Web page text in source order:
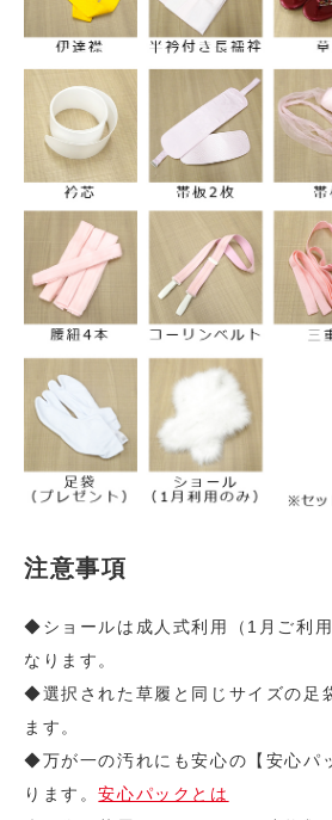
注意事項
◆ショールは成人式利用（1月ご利
なります。
◆選択された草履と同じサイズの足
ます。
◆万が一の汚れにも安心の【安心パ
ります。安心パックとは